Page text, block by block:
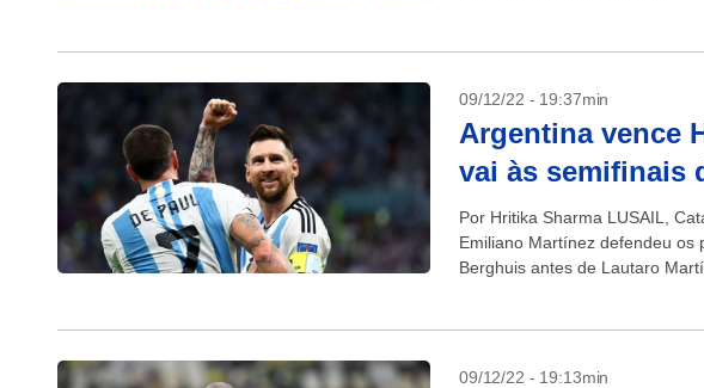
09/12/22 - 19:37min
Argentina vence
vai às semifinais
Por Hritika Sharma LUSAIL,
Emiliano Martínez defendeu os
Berghuis antes de Lautaro
09/12/22 - 19:13min